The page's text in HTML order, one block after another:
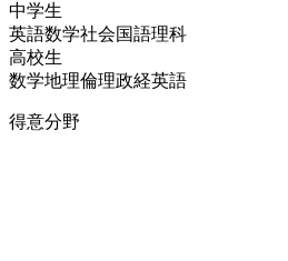
中学生
英語数学社会国語理科
高校生
数学地理倫理政経英語
得意分野